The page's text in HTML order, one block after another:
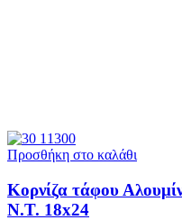
Προσθήκη στο καλάθι
Κορνίζα τάφου
Ν.Τ. 18x24